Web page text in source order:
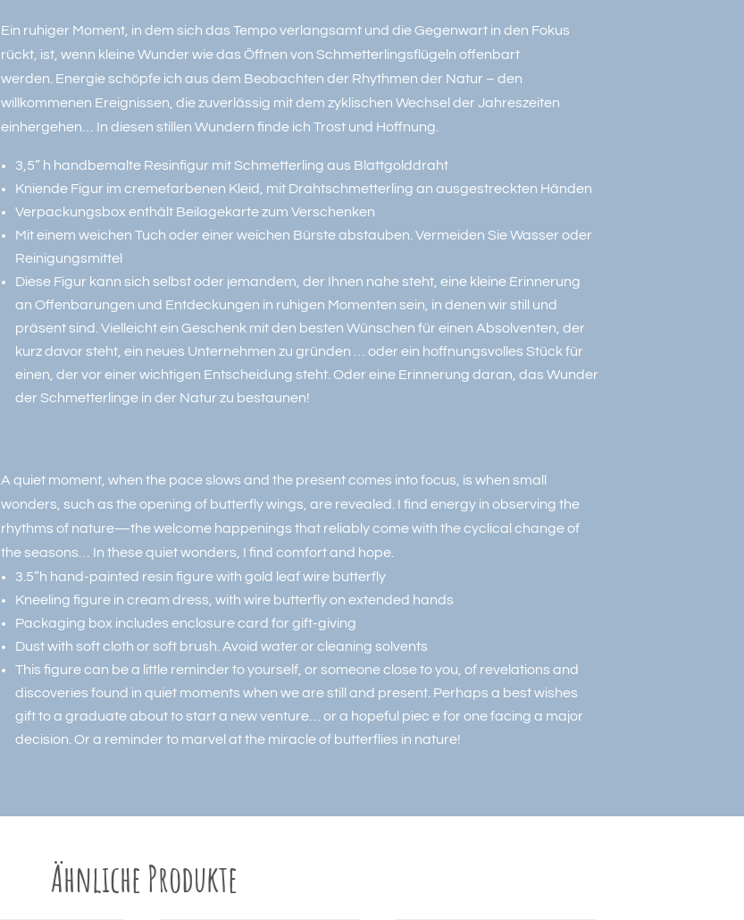
Ein ruhiger Moment, in dem sich das Tempo verlangsamt und die Gegenwart in den Fokus
rückt, ist, wenn kleine Wunder wie das Öffnen von Schmetterlingsflügeln offenbart
werden. Energie schöpfe ich aus dem Beobachten der Rhythmen der Natur – den
willkommenen Ereignissen, die zuverlässig mit dem zyklischen Wechsel der Jahreszeiten
einhergehen… In diesen stillen Wundern finde ich Trost und Hoffnung.
3,5” h handbemalte Resinfigur mit Schmetterling aus Blattgolddraht
Kniende Figur im cremefarbenen Kleid, mit Drahtschmetterling an ausgestreckten Händen
Verpackungsbox enthält Beilagekarte zum Verschenken
Mit einem weichen Tuch oder einer weichen Bürste abstauben. Vermeiden Sie Wasser oder
Reinigungsmittel
Diese Figur kann sich selbst oder jemandem, der Ihnen nahe steht, eine kleine Erinnerung
an Offenbarungen und Entdeckungen in ruhigen Momenten sein, in denen wir still und
präsent sind. Vielleicht ein Geschenk mit den besten Wünschen für einen Absolventen, der
kurz davor steht, ein neues Unternehmen zu gründen … oder ein hoffnungsvolles Stück für
einen, der vor einer wichtigen Entscheidung steht. Oder eine Erinnerung daran, das Wunder
der Schmetterlinge in der Natur zu bestaunen!
A quiet moment, when the pace slows and the present comes into focus, is when small
wonders, such as the opening of butterfly wings, are revealed. I find energy in observing the
rhythms of nature—the welcome happenings that reliably come with the cyclical change of
the seasons… In these quiet wonders, I find comfort and hope.
3.5”h hand-painted resin figure with gold leaf wire butterfly
Kneeling figure in cream dress, with wire butterfly on extended hands
Packaging box includes enclosure card for gift-giving
Dust with soft cloth or soft brush. Avoid water or cleaning solvents
This figure can be a little reminder to yourself, or someone close to you, of revelations and
discoveries found in quiet moments when we are still and present. Perhaps a best wishes
gift to a graduate about to start a new venture… or a hopeful piec e for one facing a major
decision. Or a reminder to marvel at the miracle of butterflies in nature!
Ähnliche Produkte